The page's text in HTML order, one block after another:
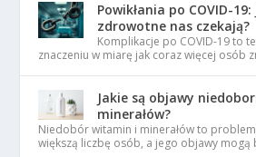
Powikłania po COVID-
zdrowotne nas czekają?
Komplikacje po COVID-19 to
znaczeniu w miarę jak coraz więcej osób
Jakie są objawy
minerałów?
Niedobór witamin i minerałów to
większą liczbę osób, a jego objawy mogą